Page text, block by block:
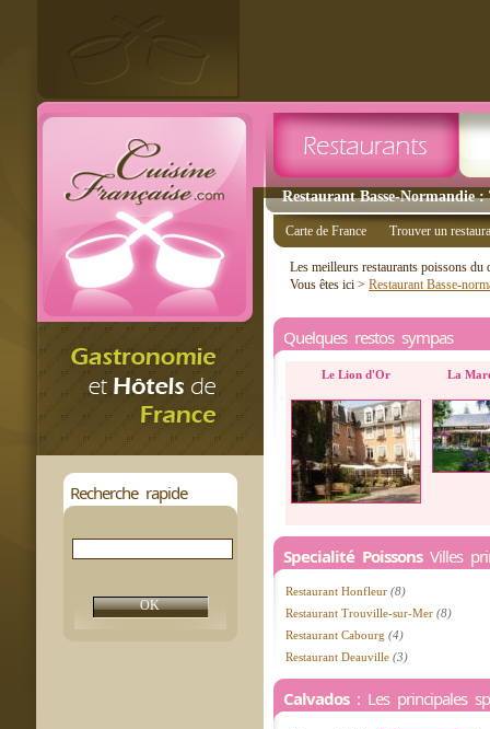
Restaurant Basse-Normandie
Recherche rapide
Carte de France Trouver un
Les meilleurs restaurants poissons du
Vous êtes ici > Restaurant Basse-
Quelques restos sympas
Le Lion d'Or La
Specialité PoissonsVilles
Restaurant Honfleur (8)
Restaurant Trouville-sur-Mer (8)
Restaurant Cabourg (4)
Restaurant Deauville (3)
Calvados: Les principales